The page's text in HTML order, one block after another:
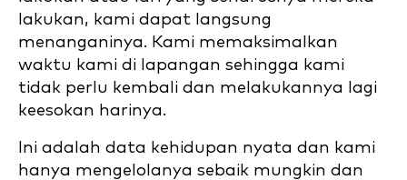
lakukan, kami dapat langsung
menanganinya. Kami memaksimalkan
waktu kami di lapangan sehingga kami
tidak perlu kembali dan melakukannya lagi
keesokan harinya.
Ini adalah data kehidupan nyata dan kami
hanya mengelolanya sebaik mungkin dan